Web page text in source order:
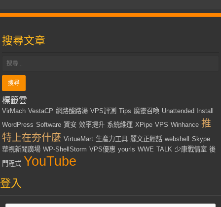
搜尋文章
標籤雲
VirMach VestaCP 網路酸路湯 VPS評測 Tips 魔靈召喚 Unattended Install
WordPress Software 資安 效率提升 系統維運 XPipe VPS Winhance 推
特上在夯什麼 VirtueMart 生產力工具 麗文正經話 webshell Skype
華視新聞廣場 WP-ShellStorm VPS優惠 yourls WWE TALK 少康戰情室 後
門程式 YouTube
登入